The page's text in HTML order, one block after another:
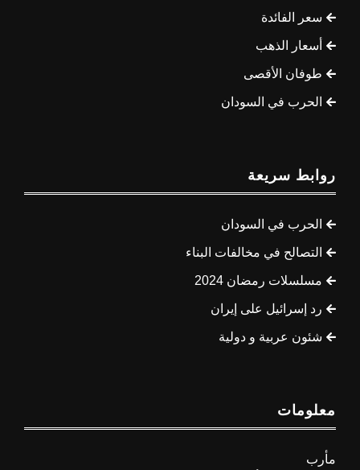
سعر الفائدة
أسعار الذهب
طوفان الأقصى
الحرب في السودان
روابط سريعة
الحرب في السودان
التصالح في مخالفات البناء
مسلسلات رمضان 2024
رد إسرائيل على إيران
شئون عربية و دولية
معلومات
مأرب